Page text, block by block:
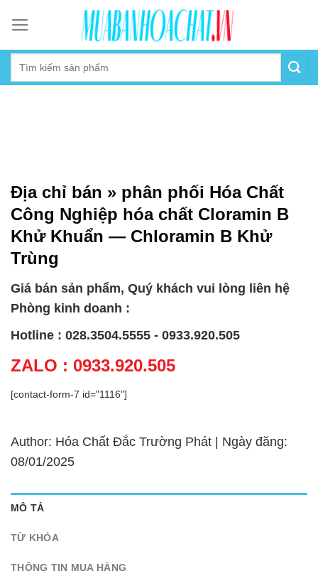
content
Địa chỉ bán » phân phối Hóa Chất
Công Nghiệp hóa chất Cloramin B
Khử Khuẩn — Chloramin B Khử
Trùng
Giá bán sản phẩm, Quý khách vui lòng liên hệ
Phòng kinh doanh :
Hotline : 028.3504.5555 - 0933.920.505
ZALO : 0933.920.505
[contact-form-7 id="1116"]
Author: Hóa Chất Đắc Trường Phát | Ngày đăng:
08/01/2025
MÔ TẢ
TỪ KHÓA
THÔNG TIN MUA HÀNG